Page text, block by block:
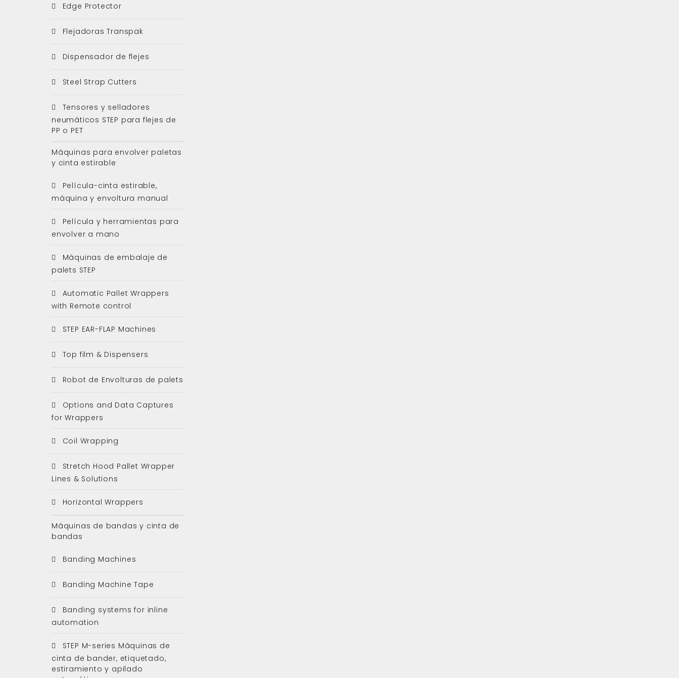
Edge Protector
Flejadoras Transpak
Dispensador de flejes
Steel Strap Cutters
Tensores y selladores
neumáticos STEP para flejes de
PP o PET
Máquinas para envolver paletas
y cinta estirable
Película-cinta estirable,
máquina y envoltura manual
Película y herramientas para
envolver a mano
Máquinas de embalaje de
palets STEP
Automatic Pallet Wrappers
with Remote control
STEP EAR-FLAP Machines
Top film & Dispensers
Robot de Envolturas de palets
Options and Data Captures
for Wrappers
Coil Wrapping
Stretch Hood Pallet Wrapper
Lines & Solutions
Horizontal Wrappers
Máquinas de bandas y cinta de
bandas
Banding Machines
Banding Machine Tape
Banding systems for inline
automation
STEP M-series Máquinas de
cinta de bander, etiquetado,
estiramiento y apilado